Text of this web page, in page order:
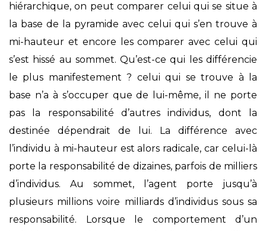
hiérarchique, on peut comparer celui qui se situe à
la base de la pyramide avec celui qui s’en trouve à
mi-hauteur et encore les comparer avec celui qui
s’est hissé au sommet. Qu’est-ce qui les différencie
le plus manifestement ? celui qui se trouve à la
base n’a à s’occuper que de lui-même, il ne porte
pas la responsabilité d’autres individus, dont la
destinée dépendrait de lui. La différence avec
l’individu à mi-hauteur est alors radicale, car celui-là
porte la responsabilité de dizaines, parfois de milliers
d’individus. Au sommet, l’agent porte jusqu’à
plusieurs millions voire milliards d’individus sous sa
responsabilité. Lorsque le comportement d’un